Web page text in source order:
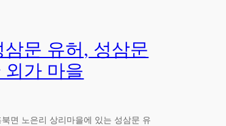
삼문 유허, 성삼문
가 마을
면 노은리 상리마을에 있는 성삼문 유